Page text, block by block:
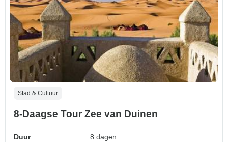
Stad & Cultuur
8-Daagse Tour Zee van Duinen
Duur
8 dagen